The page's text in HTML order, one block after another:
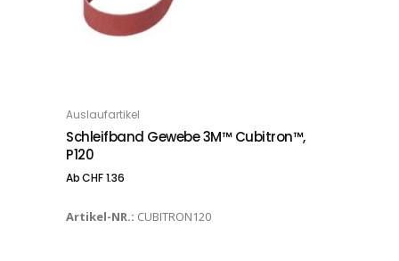
OPTIONS
Auslaufartikel
Schleifband Gewebe 3M™ Cubitron™,
P120
AbCHF1.36
Artikel-NR.: CUBITRON120